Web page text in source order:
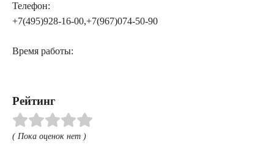
Телефон:
+7(495)928-16-00,+7(967)074-50-90
Время работы:
Рейтинг
( Пока оценок нет )